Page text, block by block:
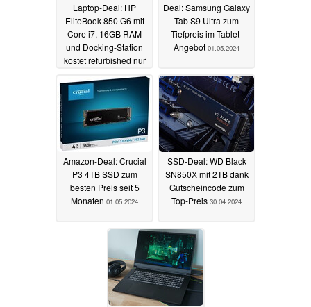
Laptop-Deal: HP
EliteBook 850 G6 mit
Core i7, 16GB RAM
und Docking-Station
kostet refurbished nur
Deal: Samsung Galaxy
Tab S9 Ultra zum
Tiefpreis im Tablet-
Angebot 01.05.2024
Amazon-Deal: Crucial
P3 4TB SSD zum
besten Preis seit 5
Monaten 01.05.2024
SSD-Deal: WD Black
SN850X mit 2TB dank
Gutscheincode zum
Top-Preis 30.04.2024